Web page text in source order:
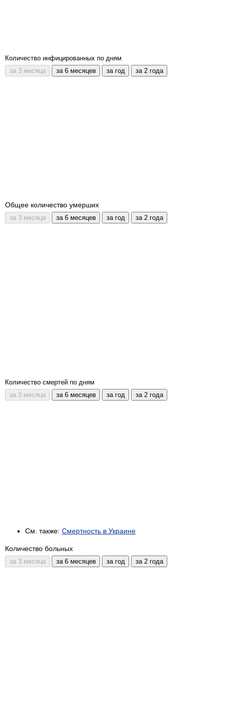
Количество инфицированных по дням
Общее количество умерших
Количество смертей по дням
См. также: Смертность в Украине
Количество больных